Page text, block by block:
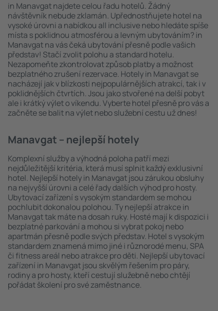
in Manavgat najdete celou řadu hotelů. Žádný
návštěvník nebude zklamán. Upřednostňujete hotel na
vysoké úrovni a nabídkou all inclusive nebo hledáte spíše
místa s poklidnou atmosférou a levným ubytováním? in
Manavgat na vás čeká ubytování přesně podle vašich
představ! Stačí zvolit polohu a standard hotelu.
Nezapomeňte zkontrolovat způsob platby a možnost
bezplatného zrušení rezervace. Hotely in Manavgat se
nacházejí jak v blízkosti nejpopulárnějších atrakcí, tak i v
poklidnějších čtvrtích. Jsou jako stvořené na delší pobyt
ale i krátký výlet o víkendu. Vyberte hotel přesně pro vás a
začněte se balit na výlet nebo služební cestu už dnes!
Manavgat – nejlepší hotely
Komplexní služby a výhodná poloha patří mezi
nejdůležitější kritéria, která musí splnit každý exklusivní
hotel. Nejlepší hotely in Manavgat jsou zárukou obsluhy
na nejvyšší úrovni a celé řady dalších výhod pro hosty.
Ubytovací zařízení s vysokým standardem se mohou
pochlubit dokonalou polohou. Ty nejlepší atrakce in
Manavgat tak máte na dosah ruky. Hosté mají k dispozici i
bezplatné parkování a mohou si vybrat pokoj nebo
apartmán přesně podle svých představ. Hotel s vysokým
standardem znamená mimo jiné i různorodé menu, SPA
či fitness areál nebo atrakce pro děti. Nejlepší ubytovací
zařízení in Manavgat jsou skvělým řešením pro páry,
rodiny a pro hosty, kteří cestují služebně nebo chtějí
pořádat školení pro své zaměstnance.